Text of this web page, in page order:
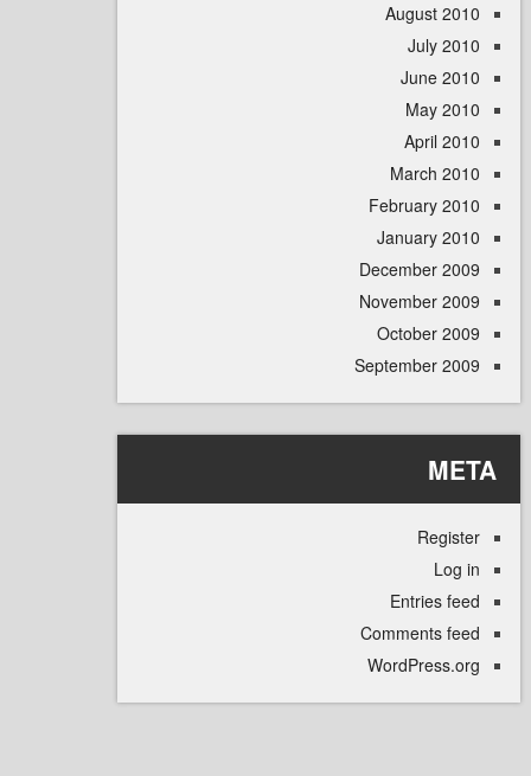
August
July
June
May
April
March
February
January
December
November
October
September
Entries
Comments